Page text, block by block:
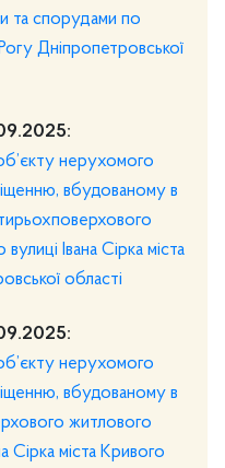
та спорудами по
Дніпропетровської
нерухомого
вбудованому в
Івана Сірка міста
області
нерухомого
вбудованому в
житлового
Сірка міста Кривого